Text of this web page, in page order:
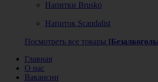
Напитки Brusko
Напиток Scandalist
Посмотреть все товары
Главная
О нас
Вакансии